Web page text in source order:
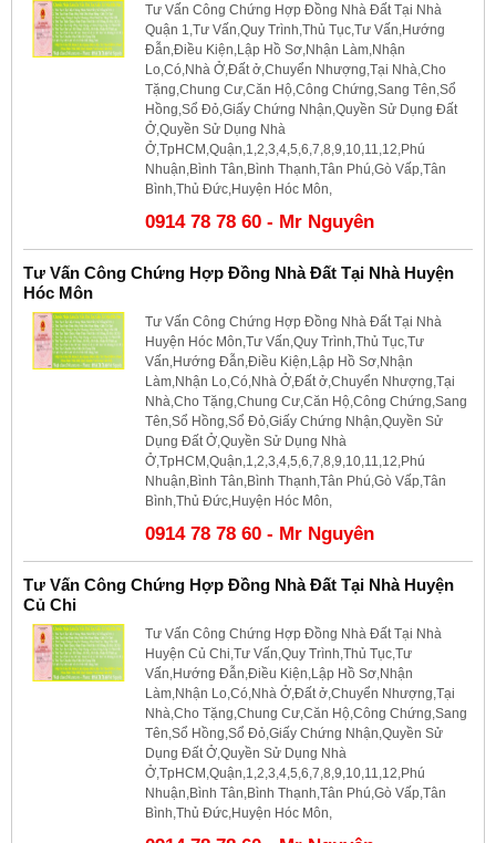
Tư Vấn Công Chứng Hợp Đồng Nhà Đất Tại Nhà
Quận 1,Tư Vấn,Quy Trình,Thủ Tục,Tư Vấn,Hướng
Đẫn,Điều Kiện,Lập Hồ Sơ,Nhận Làm,Nhận
Lo,Có,Nhà Ở,Đất ở,Chuyển Nhượng,Tại Nhà,Cho
Tặng,Chung Cư,Căn Hộ,Công Chứng,Sang Tên,Sổ
Hồng,Sổ Đỏ,Giấy Chứng Nhận,Quyền Sử Dụng Đất
Ở,Quyền Sử Dụng Nhà
Ở,TpHCM,Quận,1,2,3,4,5,6,7,8,9,10,11,12,Phú
Nhuận,Bình Tân,Bình Thạnh,Tân Phú,Gò Vấp,Tân
Bình,Thủ Đức,Huyện Hóc Môn,
0914 78 78 60 - Mr Nguyên
Tư Vấn Công Chứng Hợp Đồng Nhà Đất Tại Nhà Huyện
Hóc Môn
Tư Vấn Công Chứng Hợp Đồng Nhà Đất Tại Nhà
Huyện Hóc Môn,Tư Vấn,Quy Trình,Thủ Tục,Tư
Vấn,Hướng Đẫn,Điều Kiện,Lập Hồ Sơ,Nhận
Làm,Nhận Lo,Có,Nhà Ở,Đất ở,Chuyển Nhượng,Tại
Nhà,Cho Tặng,Chung Cư,Căn Hộ,Công Chứng,Sang
Tên,Sổ Hồng,Sổ Đỏ,Giấy Chứng Nhận,Quyền Sử
Dụng Đất Ở,Quyền Sử Dụng Nhà
Ở,TpHCM,Quận,1,2,3,4,5,6,7,8,9,10,11,12,Phú
Nhuận,Bình Tân,Bình Thạnh,Tân Phú,Gò Vấp,Tân
Bình,Thủ Đức,Huyện Hóc Môn,
0914 78 78 60 - Mr Nguyên
Tư Vấn Công Chứng Hợp Đồng Nhà Đất Tại Nhà Huyện
Củ Chi
Tư Vấn Công Chứng Hợp Đồng Nhà Đất Tại Nhà
Huyện Củ Chi,Tư Vấn,Quy Trình,Thủ Tục,Tư
Vấn,Hướng Đẫn,Điều Kiện,Lập Hồ Sơ,Nhận
Làm,Nhận Lo,Có,Nhà Ở,Đất ở,Chuyển Nhượng,Tại
Nhà,Cho Tặng,Chung Cư,Căn Hộ,Công Chứng,Sang
Tên,Sổ Hồng,Sổ Đỏ,Giấy Chứng Nhận,Quyền Sử
Dụng Đất Ở,Quyền Sử Dụng Nhà
Ở,TpHCM,Quận,1,2,3,4,5,6,7,8,9,10,11,12,Phú
Nhuận,Bình Tân,Bình Thạnh,Tân Phú,Gò Vấp,Tân
Bình,Thủ Đức,Huyện Hóc Môn,